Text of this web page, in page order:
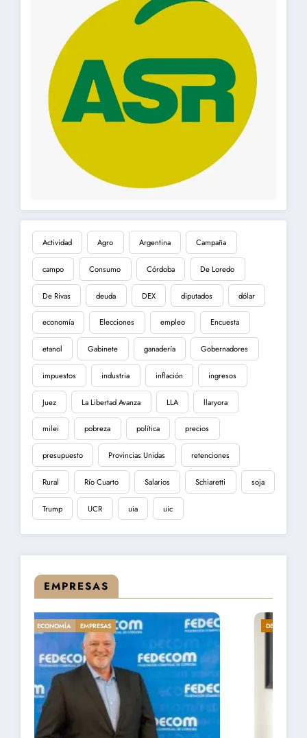
Actividad Agro Argentina Campaña
campo Consumo Córdoba De Loredo
De Rivas deuda DEX diputados dólar
economía Elecciones empleo Encuesta
etanol Gabinete ganadería Gobernadores
impuestos industria inflación ingresos
Juez La Libertad Avanza LLA llaryora
milei pobreza política precios
presupuesto Provincias Unidas retenciones
Rural Río Cuarto Salarios Schiaretti soja
Trump UCR uia uic
EMPRESAS
DESTACADA ECONOMÍA EMPRESAS